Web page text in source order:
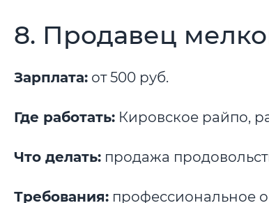
8. Продавец
Зарплата: от 500 руб.
Где работать: Кировское райпо,
Что делать: продажа
Требования: профессиональное